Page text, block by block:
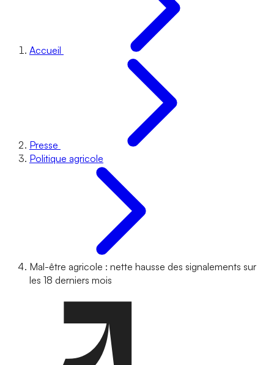
Accueil
Presse
Politique agricole
Mal-être agricole : nette hausse des signalements sur
les 18 derniers mois